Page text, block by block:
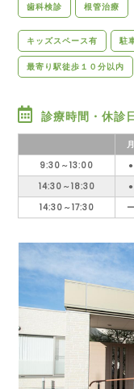
歯科検診 根管治療
キッズスペース有 駐
最寄り駅徒歩１０分以内
診療時間・休診
月
9:30～13:00
●
14:30～18:30
●
14:30～17:30
ー